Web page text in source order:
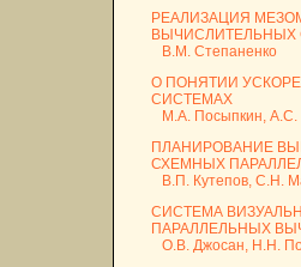
РЕАЛИЗАЦИЯ
ВЫЧИСЛИТЕЛЬНЫХ
В.М. Степаненко
О ПОНЯТИИ
СИСТЕМАХ
М.А. Посыпкин, А.С.
ПЛАНИРОВАНИЕ
СХЕМНЫХ
В.П. Кутепов, С.Н.
СИСТЕМА
ПАРАЛЛЕЛЬНЫХ
О.В. Джосан, Н.Н.